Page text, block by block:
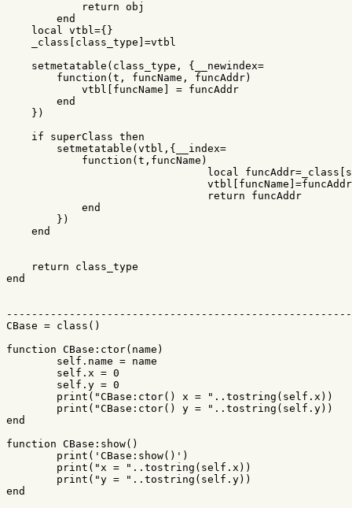
return obj
end
local vtbl={}
_class
class_type =vtbl
setmetatable ( class_type , { __newindex=
function ( t , funcName , funcAddr)
vtbl
funcName = funcAddr
end
})
if
superClass then
setmetatable ( vtbl ,{ __index=
function ( t , funcName )
local
funcAddr= _class
vtbl
funcName =funcAddr
return
funcAddr
end
})
end
return
class_type
end
-------------------------------------------------------
CBase = class ()
function CBase : ctor( name )
self . name = name
self . x = 0
self . y = 0
print ( "CBase:ctor() x = " .. tostring ( self . x ))
print ( "CBase:ctor() y = " .. tostring ( self . y))
end
function CBase : show()
print ( 'CBase:show()' )
print ( "x = " .. tostring ( self . x ))
print ( "y = " .. tostring ( self . y))
end